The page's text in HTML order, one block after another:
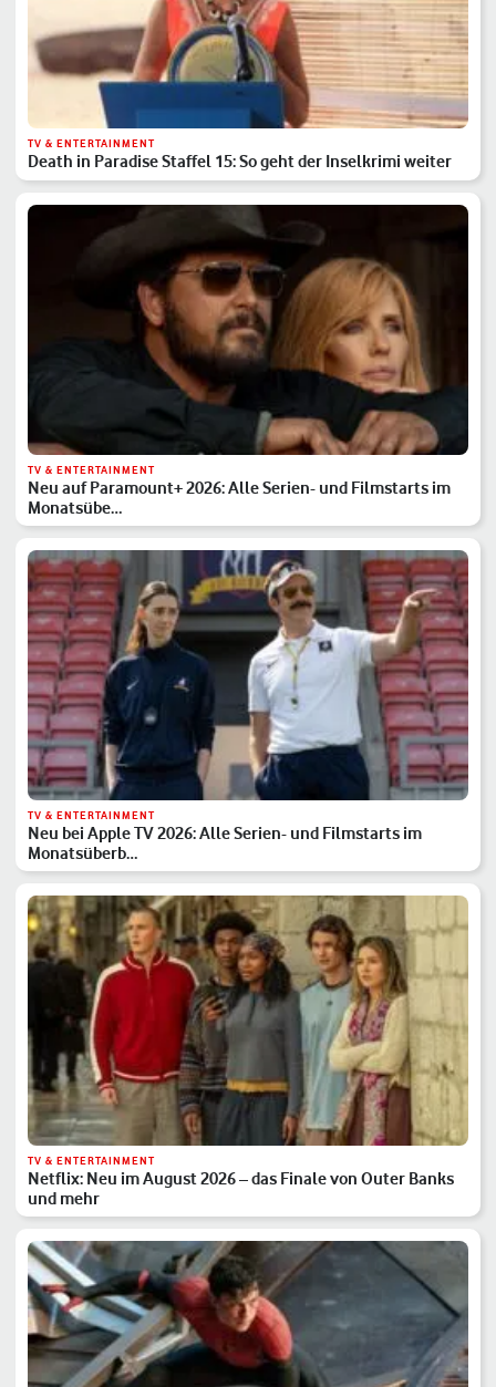
TV & ENTERTAINMENT
Death in Paradise Staffel 15: So geht der Inselkrimi weiter
TV & ENTERTAINMENT
Neu auf Paramount+ 2026: Alle Serien- und Filmstarts im
Monatsübe…
TV & ENTERTAINMENT
Neu bei Apple TV 2026: Alle Serien- und Filmstarts im
Monatsüberb…
TV & ENTERTAINMENT
Netflix: Neu im August 2026 – das Finale von Outer Banks
und mehr